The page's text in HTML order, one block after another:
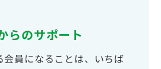
らのサポート
員になることは、いちば